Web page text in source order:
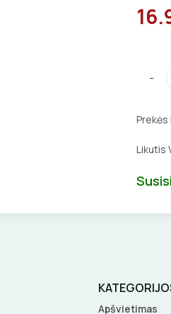
-
Likutis
Apšvietimas